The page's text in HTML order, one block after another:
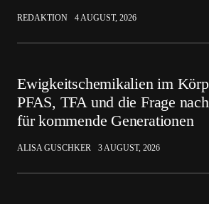
REDAKTION 4 AUGUST, 2026
Ewigkeitschemikalien im
PFAS, TFA und die Frage
für kommende Generationen
ALISA GUSCHKER 3 AUGUST, 2026